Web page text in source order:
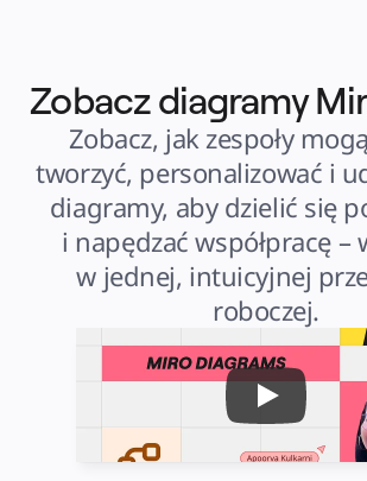
Zobacz diagramy
Zobacz, jak zespoły
tworzyć, personalizować i
diagramy, aby dzielić się
i napędzać współpracę –
w jednej, intuicyjnej
roboczej.